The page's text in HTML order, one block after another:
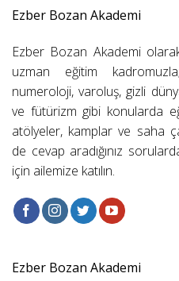
Ezber Bozan Akademi
Ezber Bozan Akademi olarak
uzman eğitim
numeroloji, varoluş, gizli
ve fütürizm gibi konularda
atölyeler, kamplar ve saha
de cevap aradığınız
için ailemize katılın.
Ezber Bozan Akademi